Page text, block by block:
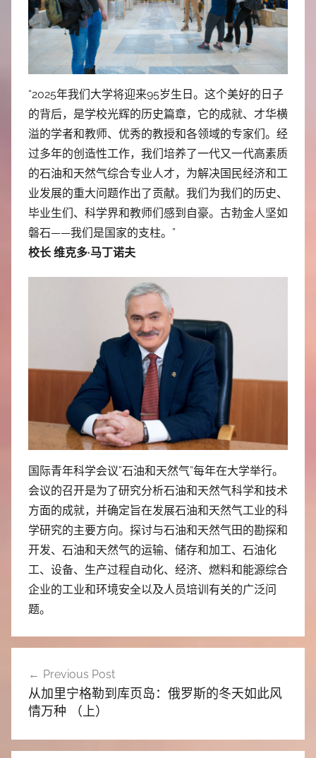
“2025年我们大学将迎来95岁生日。这个美好的日子
的背后，是学校光辉的历史篇章，它的成就、才华横
溢的学者和教师、优秀的教授和各领域的专家们。经
过多年的创造性工作，我们培养了一代又一代高素质
的石油和天然气综合专业人才，为解决国民经济和工
业发展的重大问题作出了贡献。我们为我们的历史、
毕业生们、科学界和教师们感到自豪。古勃金人坚如
磐石——我们是国家的支柱。”
校长 维克多·马丁诺夫
国际青年科学会议”石油和天然气”每年在大学举行。
会议的召开是为了研究分析石油和天然气科学和技术
方面的成就，并确定旨在发展石油和天然气工业的科
学研究的主要方向。探讨与石油和天然气田的勘探和
开发、石油和天然气的运输、储存和加工、石油化
工、设备、生产过程自动化、经济、燃料和能源综合
企业的工业和环境安全以及人员培训有关的广泛问
题。
导
航
Previous Post
从加里宁格勒到库页岛：俄罗斯的冬天如此风
情万种 （上）